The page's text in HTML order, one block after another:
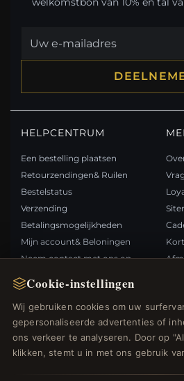
Cookie-instellingen
Wij gebruiken cookies om uw
gepersonaliseerde advertenties of
ons verkeer te analyseren. Door op
klikken, stemt u in met ons gebruik
HELPCENTRUM
Een bestelling plaatsen
Retourzendingen& Ruilen
Bestelstatus
Verzending
Betalingsmogelijkheden
Mijn account& Beloningen
Neem contact met ons op
Nieuwe producten
Specials
Blog